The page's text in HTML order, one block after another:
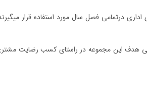
گرم و سرد باشند زیرا ست های اداری درتمامی فصل سال مورد
این مجموعه در راستای کسب رضایت مشتری